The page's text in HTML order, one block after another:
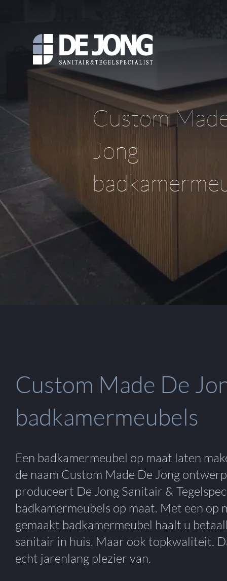
Custom
Jong
Custom Made De
badkamermeubels
Een badkamermeubel op maat laten
de naam Custom Made De Jong
produceert De Jong Sanitair &
badkamermeubels op maat. Met een op
gemaakt badkamermeubel haalt u
sanitair in huis. Maar ook topkwaliteit.
echt jarenlang plezier van.